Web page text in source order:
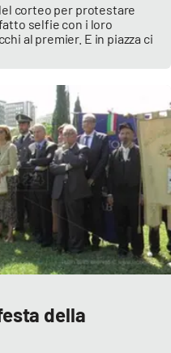
corteo per protestare
selfie con i loro
al premier. E in piazza ci
della